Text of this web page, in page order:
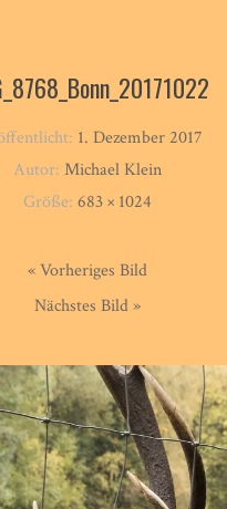
1. Dezember 2017
Autor: Michael Klein
Größe: 683 × 1024
« Vorheriges Bild
Nächstes Bild »